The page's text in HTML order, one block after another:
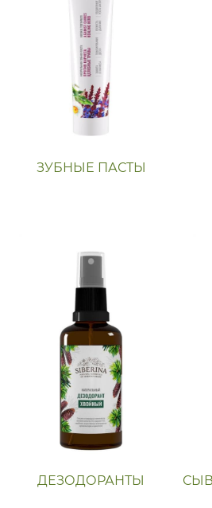
ЗУБНЫЕ ПАСТЫ
ДЕЗОДОРАНТЫ